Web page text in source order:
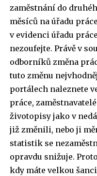
zaměstnání do
měsíců na úřadu
v evidenci úřadu
nezoufejte. Právě v
odborníků změna
tuto změnu
portálech naleznete
práce,
životopisy jako v
již změnili, nebo ji
statistik se
opravdu snižuje.
kdy máte velkou